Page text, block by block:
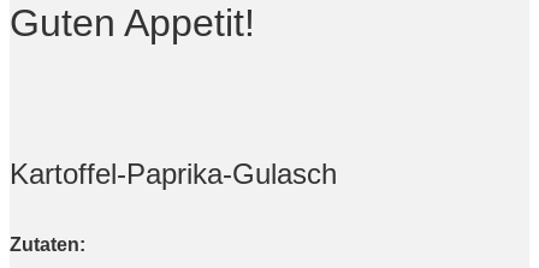
Guten Appetit!
Kartoffel-Paprika-Gulasch
Zutaten: